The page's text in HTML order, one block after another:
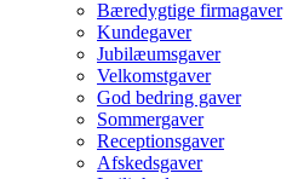
Bæredygtige firmagaver
Kundegaver
Jubilæumsgaver
Velkomstgaver
God bedring gaver
Sommergaver
Receptionsgaver
Afskedsgaver